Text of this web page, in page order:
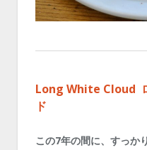
Long White Cloud
ド
この7年の間に、すっか